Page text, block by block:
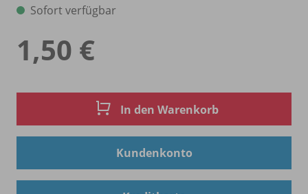
Sofort verfügbar
1,50 €
In den Warenkorb
Kundenkonto